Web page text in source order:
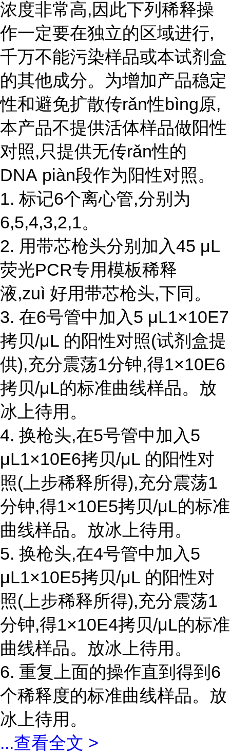
浓度非常高,因此下列稀释操
作一定要在独立的区域进行,
千万不能污染样品或本试剂盒
的其他成分。为增加产品稳定
性和避免扩散传rǎn性bìng原,
本产品不提供活体样品做阳性
对照,只提供无传rǎn性的
DNA piàn段作为阳性对照。
1. 标记6个离心管,分别为
6,5,4,3,2,1。
2. 用带芯枪头分别加入45 μL
荧光PCR专用模板稀释
液,zuì 好用带芯枪头,下同。
3. 在6号管中加入5 μL1×10E7
拷贝/μL 的阳性对照(试剂盒提
供),充分震荡1分钟,得1×10E6
拷贝/μL的标准曲线样品。放
冰上待用。
4. 换枪头,在5号管中加入5
μL1×10E6拷贝/μL 的阳性对
照(上步稀释所得),充分震荡1
分钟,得1×10E5拷贝/μL的标准
曲线样品。放冰上待用。
5. 换枪头,在4号管中加入5
μL1×10E5拷贝/μL 的阳性对
照(上步稀释所得),充分震荡1
分钟,得1×10E4拷贝/μL的标准
曲线样品。放冰上待用。
6. 重复上面的操作直到得到6
个稀释度的标准曲线样品。放
冰上待用。
...查看全文 >